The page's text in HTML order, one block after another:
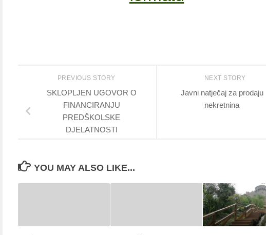
NEXT STORY
Javni natječaj za prodaju
nekretnina
PREVIOUS STORY
SKLOPLJEN UGOVOR O
FINANCIRANJU
PREDŠKOLSKE
DJELATNOSTI
YOU MAY ALSO LIKE...